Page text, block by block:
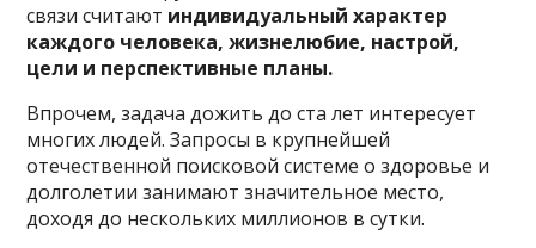
связи считают индивидуальный характер
каждого человека, жизнелюбие, настрой,
цели и перспективные планы.
Впрочем, задача дожить до ста лет интересует
многих людей. Запросы в крупнейшей
отечественной поисковой системе о здоровье и
долголетии занимают значительное место,
доходя до нескольких миллионов в сутки.